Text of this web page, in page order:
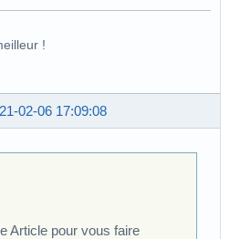
!
02-06 17:09:08
Article pour vous faire